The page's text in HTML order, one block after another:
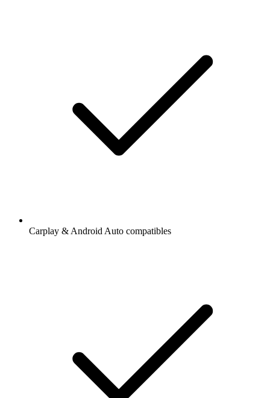
Carplay & Android Auto compatibles